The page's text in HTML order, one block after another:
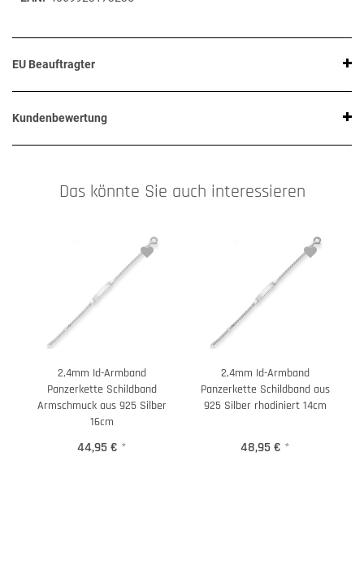
EU Beauftragter
Kundenbewertung
Das könnte Sie auch interessieren
2,4mm Id-Armband
Panzerkette Schildband
Armschmuck aus 925 Silber
16cm
44,95 € *
2,4mm Id-Armband
Panzerkette Schildband aus
925 Silber rhodiniert 14cm
48,95 € *